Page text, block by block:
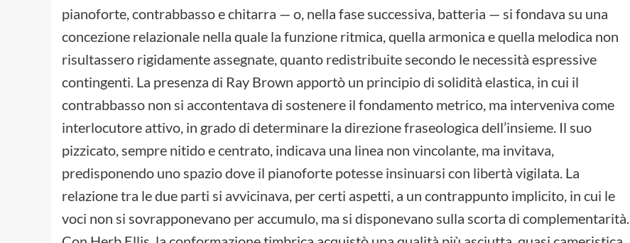
pianoforte, contrabbasso e chitarra — o, nella fase successiva, batteria — si fondava su una
concezione relazionale nella quale la funzione ritmica, quella armonica e quella melodica non
risultassero rigidamente assegnate, quanto redistribuite secondo le necessità espressive
contingenti. La presenza di Ray Brown apportò un principio di solidità elastica, in cui il
contrabbasso non si accontentava di sostenere il fondamento metrico, ma interveniva come
interlocutore attivo, in grado di determinare la direzione fraseologica dell’insieme. Il suo
pizzicato, sempre nitido e centrato, indicava una linea non vincolante, ma invitava,
predisponendo uno spazio dove il pianoforte potesse insinuarsi con libertà vigilata. La
relazione tra le due parti si avvicinava, per certi aspetti, a un contrappunto implicito, in cui le
voci non si sovrapponevano per accumulo, ma si disponevano sulla scorta di complementarità.